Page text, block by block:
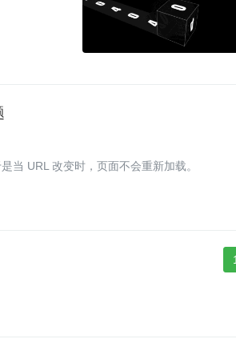
URL 改变时，页面不会重新加载。
1